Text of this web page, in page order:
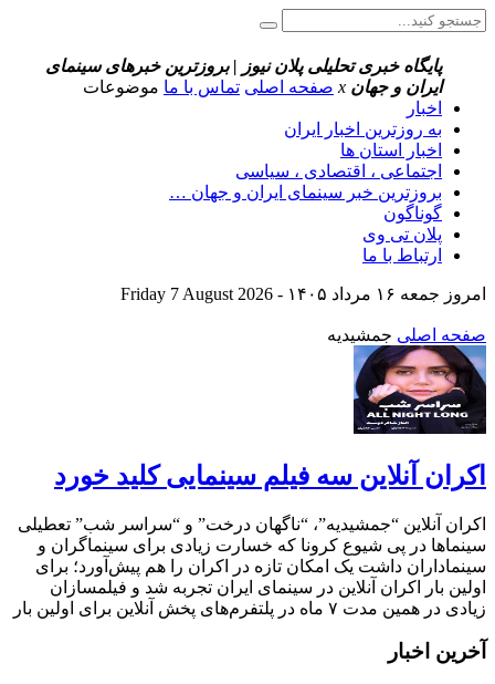
پایگاه خبری تحلیلی پلان نیوز | بروزترین خبرهای سینمای
ایران و جهان x صفحه اصلی تماس با ما موضوعات
اخبار
به روزترین اخبار ایران
اخبار استان ها
اجتماعی ، اقتصادی ، سیاسی
بروزترین خبر سینمای ایران و جهان …
گوناگون
پلان تی وی
ارتباط با ما
امروز جمعه ۱۶ مرداد ۱۴۰۵ - Friday 7 August 2026
صفحه اصلی جمشیدیه
اکران آنلاین سه فیلم سینمایی کلید خورد
اکران آنلاین “جمشیدیه”، “ناگهان درخت” و “سراسر شب” تعطیلی
سینماها در پی شیوع کرونا که خسارت زیادی برای سینماگران و
سینماداران داشت یک امکان تازه در اکران را هم پیش‌آورد؛ برای
اولین بار اکران آنلاین در سینمای ایران تجربه شد و فیلمسازان
زیادی در همین مدت ۷ ماه در پلتفرم‌های پخش آنلاین برای اولین بار
آخرین اخبار